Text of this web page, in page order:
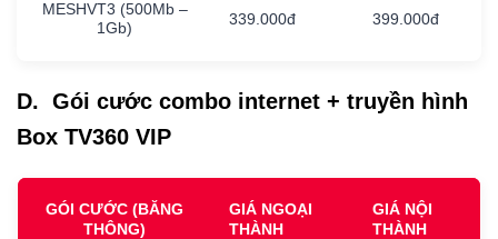
MESHVT3 (500Mb –
1Gb)
339.000đ 399.000đ
D. Gói cước combo internet + truyền hình
Box TV360 VIP
GÓI CƯỚC (BĂNG
THÔNG)
GIÁ NGOẠI
THÀNH
GIÁ NỘI
THÀNH